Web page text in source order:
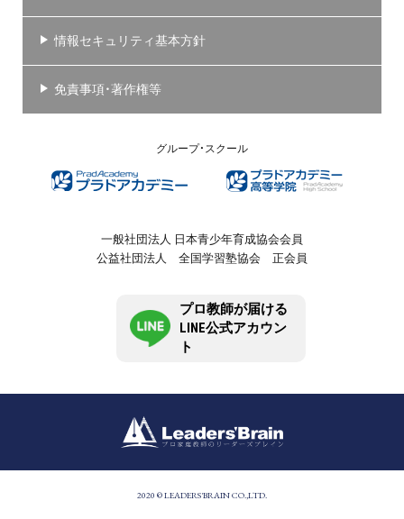
情報セキュリティ基本方針
免責事項・著作権等
グループ・スクール
一般社団法人 日本青少年育成協会会員
公益社団法人 全国学習塾協会 正会員
プロ教師が届ける
LINE公式アカウン
ト
2020 © LEADERS'BRAIN CO.,LTD.